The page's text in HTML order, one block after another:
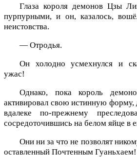
Глаза короля демонов Цзы
пурпурными, и он, казалось,
неистовства.
— Отродья.
Он холодно усмехнулся и
ужас!
Однако, пока король
активировал свою истинную форму,
вдалеке по-прежнему
сосредоточившись на белом яйце в
Они ни за что не позволят
оставленный Почтенным Гуаньхаем!